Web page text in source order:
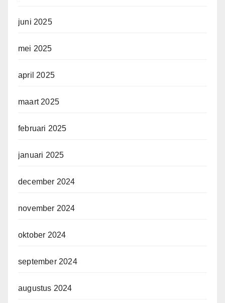
juni 2025
mei 2025
april 2025
maart 2025
februari 2025
januari 2025
december 2024
november 2024
oktober 2024
september 2024
augustus 2024